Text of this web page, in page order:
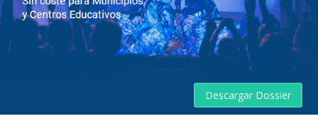
Descargar Dossier